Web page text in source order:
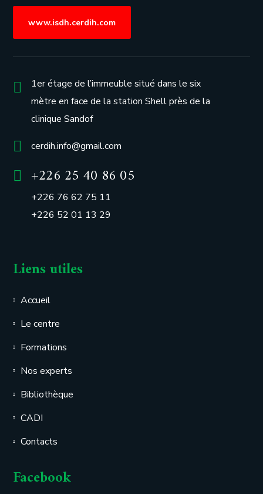
www.isdh.cerdih.com
1er étage de l’immeuble situé dans le six
mètre en face de la station Shell près de la
clinique Sandof
cerdih.info@gmail.com
+226 25 40 86 05
+226 76 62 75 11
+226 52 01 13 29
Liens utiles
Accueil
Le centre
Formations
Nos experts
Bibliothèque
CADI
Contacts
Facebook